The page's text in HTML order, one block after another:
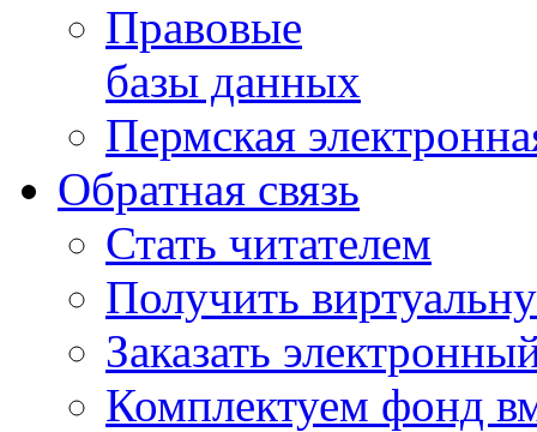
Правовые
базы данных
Пермская
Обратная связь
Стать читателем
Получить
Заказать
Комплектуем фонд